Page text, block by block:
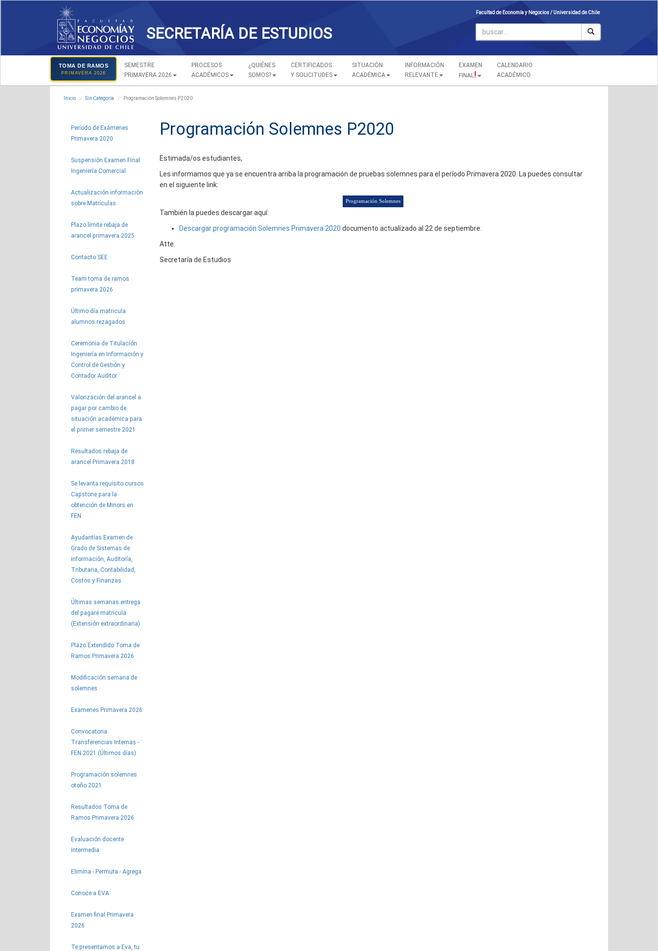
SECRETARÍA DE ESTUDIOS
Facultad de Economía y Negocios / Universidad de Chile
TOMA DE RAMOS
PRIMAVERA 2026
SEMESTRE
PRIMAVERA 2026
PROCESOS
ACADÉMICOS
¿QUIÉNES
SOMOS?
CERTIFICADOS
Y SOLICITUDES
SITUACIÓN
ACADÉMICA
INFORMACIÓN
RELEVANTE
EXAMEN
FINAL!
CALENDARIO
ACADÉMICO
Inicio Sin Categoría Programación Solemnes P2020
Período de Exámenes
Primavera 2020
Suspensión Examen Final
Ingeniería Comercial
Actualización información
sobre Matrículas
Plazo límite rebaja de
arancel primavera 2025
Contacto SEE
Team toma de ramos
primavera 2026
Último día matricula
alumnos rezagados
Ceremonia de Titulación
Ingeniería en Información y
Control de Gestión y
Contador Auditor
Valorización del arancel a
pagar por cambio de
situación académica para
el primer semestre 2021
Resultados rebaja de
arancel Primavera 2018
Se levanta requisito cursos
Capstone para la
obtención de Minors en
FEN
Ayudantías Examen de
Grado de Sistemas de
información, Auditoría,
Tributaria, Contabilidad,
Costos y Finanzas
Últimas semanas entrega
del pagaré matricula
(Extensión extraordinaria)
Plazo Extendido Toma de
Ramos Primavera 2026
Modificación semana de
solemnes
Examenes Primavera 2026
Convocatoria
Transferencias Internas -
FEN 2021 (Últimos días)
Programación solemnes
otoño 2021
Resultados Toma de
Ramos Primavera 2026
Evaluación docente
intermedia
Elimina - Permuta - Agrega
Conoce a EVA
Examen final Primavera
2026
Te presentamos a Eva, tu
Programación Solemnes P2020
Estimada/os estudiantes,
Les informamos que ya se encuentra arriba la programación de pruebas solemnes para el período Primavera 2020. La puedes consultar
en el siguiente link:
También la puedes descargar aquí:
Descargar programación Solemnes Primavera 2020 documento actualizado al 22 de septiembre.
Atte.
Secretaría de Estudios